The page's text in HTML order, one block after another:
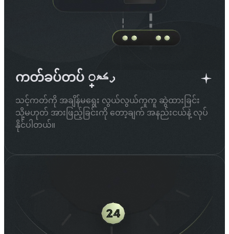
ကတ်ခပ်တပ် رکھ္
သင့်ကတ်ကို အချိန်မရွေး လွယ်လွယ်ကူကူ ဆွဲထားခြင်း
သို့မဟုတ် အားဖြည့်ခြင်းကို တော့ချက် အနည်းငယ်နဲ့ လုပ်
နိုင်ပါတယ်။